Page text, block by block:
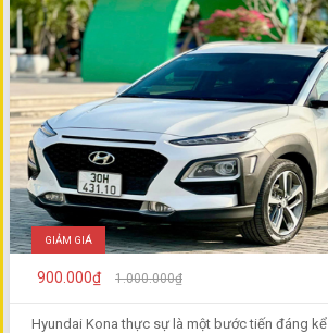
GIẢM GIÁ
900.000₫ 1.000.000₫
Hyundai Kona thực sự là một bước tiến đáng